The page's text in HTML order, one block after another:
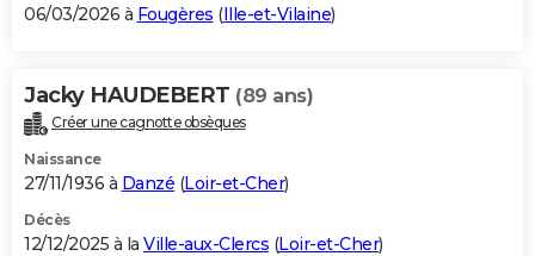
06/03/2026 à Fougères (Ille-et-Vilaine)
Jacky HAUDEBERT (89 ans)
Créer une cagnotte obsèques
Naissance
27/11/1936 à Danzé (Loir-et-Cher)
Décès
12/12/2025 à la Ville-aux-Clercs (Loir-et-Cher)